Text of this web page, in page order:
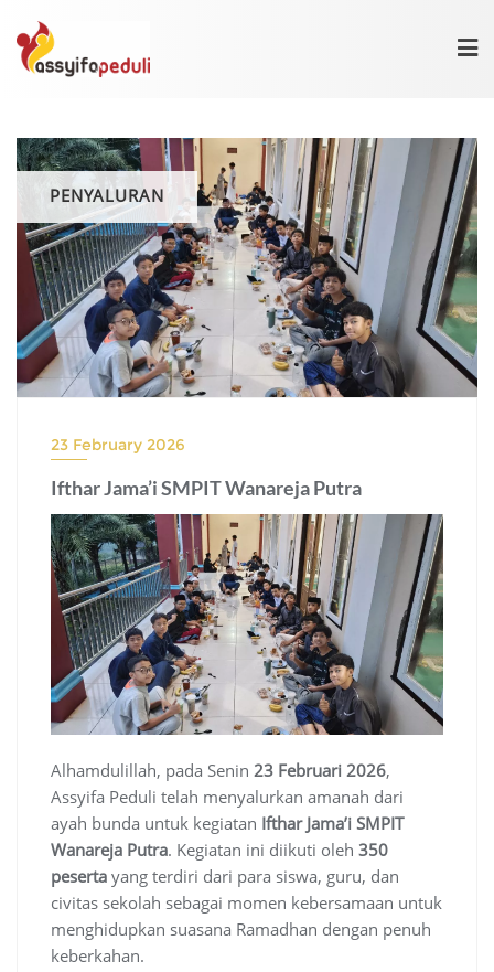
content
PENYALURAN
23 February 2026
Ifthar Jama’i SMPIT Wanareja Putra
Alhamdulillah, pada Senin 23 Februari 2026,
Assyifa Peduli telah menyalurkan amanah dari
ayah bunda untuk kegiatan Ifthar Jama’i SMPIT
Wanareja Putra. Kegiatan ini diikuti oleh 350
peserta yang terdiri dari para siswa, guru, dan
civitas sekolah sebagai momen kebersamaan untuk
menghidupkan suasana Ramadhan dengan penuh
keberkahan.